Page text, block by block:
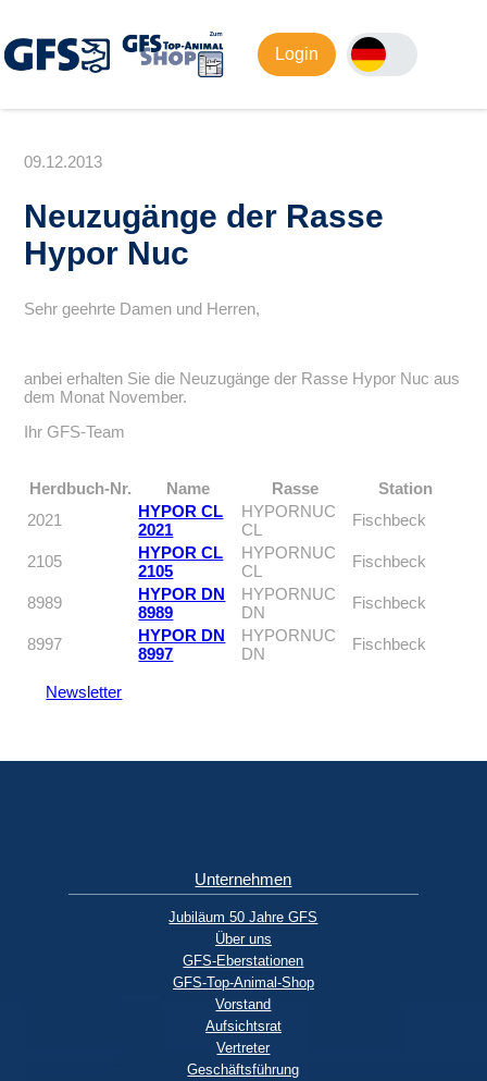
Login
09.12.2013
Neuzugänge der Rasse
Hypor Nuc
Sehr geehrte Damen und Herren,
anbei erhalten Sie die Neuzugänge der Rasse Hypor Nuc aus
dem Monat November.
Ihr GFS-Team
Herdbuch-Nr. Name Rasse
Station
2021
HYPOR CL
2021
HYPORNUC
CL
Fischbeck
2105
HYPOR CL
2105
HYPORNUC
CL
Fischbeck
8989
HYPOR DN
8989
HYPORNUC
DN
Fischbeck
8997
HYPOR DN
8997
HYPORNUC
DN
Fischbeck
Newsletter
Unternehmen
Jubiläum 50 Jahre GFS
Über uns
GFS-Eberstationen
GFS-Top-Animal-Shop
Vorstand
Aufsichtsrat
Vertreter
Geschäftsführung